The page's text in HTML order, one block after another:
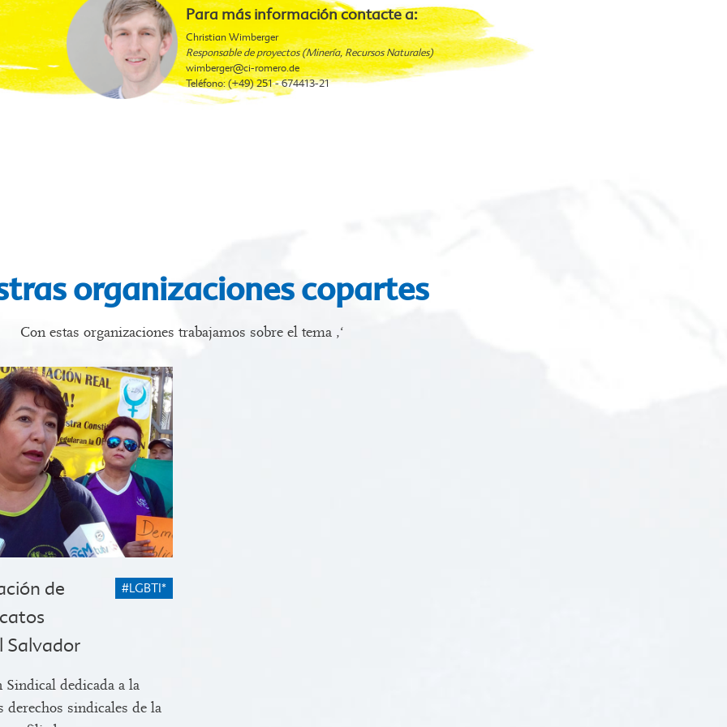
Para más información contacte a:
Christian Wimberger
Responsable de proyectos (Minería, Recursos Naturales)
wimberger@ci-romero.de
Teléfono: (+49) 251 - 674413-21
organizaciones copartes
Con estas organizaciones trabajamos sobre el tema ‚‘
#LGBTI*
de
Salvador
Sindical dedicada a la
derechos sindicales de la